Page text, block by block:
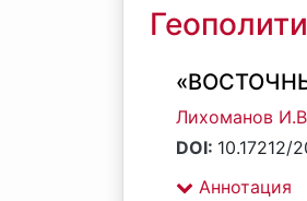
Лихоманов
DOI: 10.17212/
Аннотация